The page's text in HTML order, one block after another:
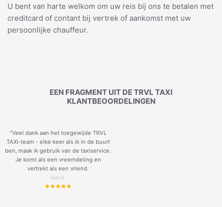
U bent van harte welkom om uw reis bij ons te betalen met
creditcard of contant bij vertrek of aankomst met uw
persoonlijke chauffeur.
EEN FRAGMENT UIT DE TRVL TAXI
KLANTBEOORDELINGEN
“Veel dank aan het toegewijde TRVL
TAXI-team - elke keer als ik in de buurt
ben, maak ik gebruik van de taxiservice.
Je komt als een vreemdeling en
vertrekt als een vriend.
Keni G.